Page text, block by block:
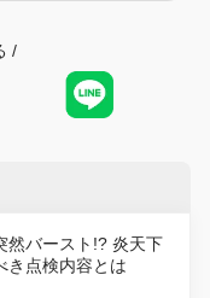
/
然バースト!? 炎天下
き点検内容とは